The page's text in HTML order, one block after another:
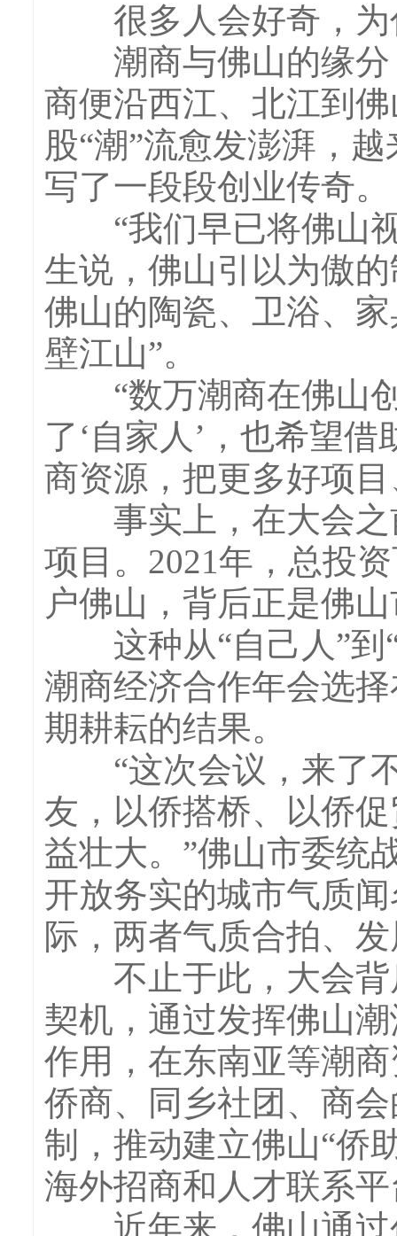
很多人会好奇，为
潮商与佛山的缘分
商便沿西江、北江到
股“潮”流愈发澎湃，
写了一段段创业传奇。
“我们早已将佛山视
生说，佛山引以为傲
佛山的陶瓷、卫浴、
壁江山”。
“数万潮商在佛山创
了‘自家人’，也希望
商资源，把更多好项
事实上，在大会之
项目。2021年，总投
户佛山，背后正是佛
这种从“自己人”到“
潮商经济合作年会选
期耕耘的结果。
“这次会议，来了不
友，以侨搭桥、以侨
益壮大。”佛山市委统
开放务实的城市气质
际，两者气质合拍、
不止于此，大会背
契机，通过发挥佛山
作用，在东南亚等潮
侨商、同乡社团、商
制，推动建立佛山“侨
海外招商和人才联系
近年来，佛山通过